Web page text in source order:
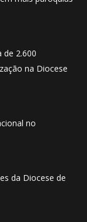
de 2.600
na Diocese
no
da Diocese de